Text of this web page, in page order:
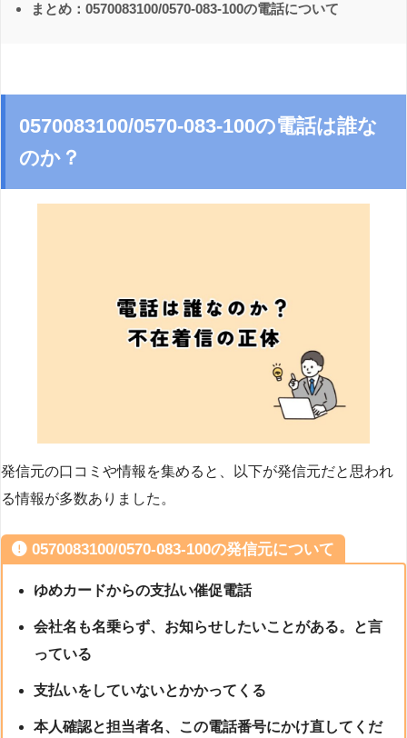
まとめ：0570083100/0570-083-100の電話について
0570083100/0570-083-100の電話は誰な
のか？
発信元の口コミや情報を集めると、以下が発信元だと思われ
る情報が多数ありました。
0570083100/0570-083-100の発信元について
ゆめカードからの支払い催促電話
会社名も名乗らず、お知らせしたいことがある。と言
っている
支払いをしていないとかかってくる
本人確認と担当者名、この電話番号にかけ直してくだ